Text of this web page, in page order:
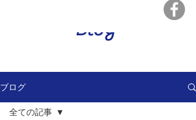
Blog
ブログ
全ての記事